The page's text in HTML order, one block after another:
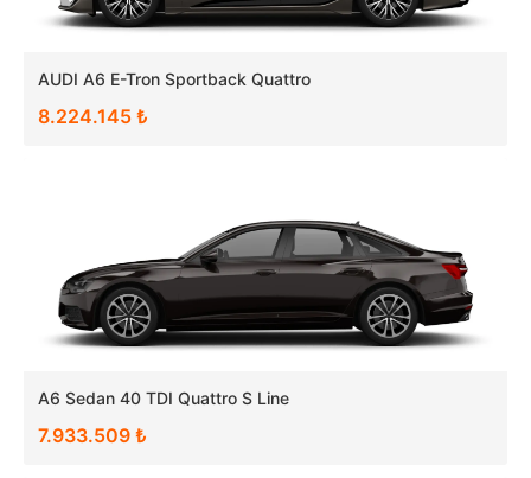
AUDI A6 E-Tron Sportback Quattro
8.224.145 ₺
A6 Sedan 40 TDI Quattro S Line
7.933.509 ₺